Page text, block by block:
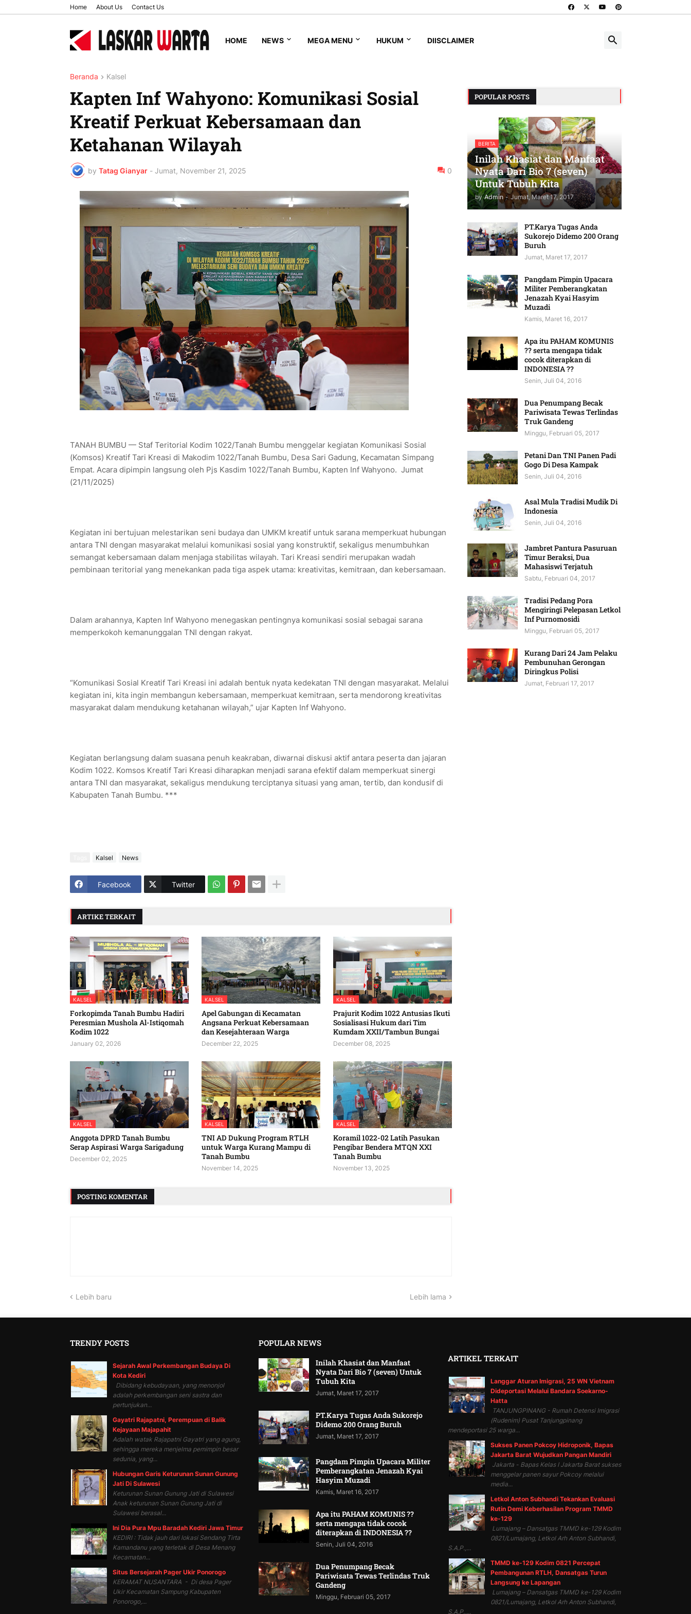
Home About Us Contact Us
HOME NEWS MEGA MENU HUKUM DIISCLAIMER
Beranda Kalsel
Kapten Inf Wahyono: Komunikasi Sosial
Kreatif Perkuat Kebersamaan dan
Ketahanan Wilayah
by Tatag Gianyar - Jumat, November 21, 2025 0
TANAH BUMBU — Staf Teritorial Kodim 1022/Tanah Bumbu menggelar kegiatan Komunikasi Sosial
(Komsos) Kreatif Tari Kreasi di Makodim 1022/Tanah Bumbu, Desa Sari Gadung, Kecamatan Simpang
Empat. Acara dipimpin langsung oleh Pjs Kasdim 1022/Tanah Bumbu, Kapten Inf Wahyono. Jumat
(21/11/2025)
Kegiatan ini bertujuan melestarikan seni budaya dan UMKM kreatif untuk sarana memperkuat hubungan
antara TNI dengan masyarakat melalui komunikasi sosial yang konstruktif, sekaligus menumbuhkan
semangat kebersamaan dalam menjaga stabilitas wilayah. Tari Kreasi sendiri merupakan wadah
pembinaan teritorial yang menekankan pada tiga aspek utama: kreativitas, kemitraan, dan kebersamaan.
Dalam arahannya, Kapten Inf Wahyono menegaskan pentingnya komunikasi sosial sebagai sarana
memperkokoh kemanunggalan TNI dengan rakyat.
“Komunikasi Sosial Kreatif Tari Kreasi ini adalah bentuk nyata kedekatan TNI dengan masyarakat. Melalui
kegiatan ini, kita ingin membangun kebersamaan, memperkuat kemitraan, serta mendorong kreativitas
masyarakat dalam mendukung ketahanan wilayah,” ujar Kapten Inf Wahyono.
Kegiatan berlangsung dalam suasana penuh keakraban, diwarnai diskusi aktif antara peserta dan jajaran
Kodim 1022. Komsos Kreatif Tari Kreasi diharapkan menjadi sarana efektif dalam memperkuat sinergi
antara TNI dan masyarakat, sekaligus mendukung terciptanya situasi yang aman, tertib, dan kondusif di
Kabupaten Tanah Bumbu. ***
Kalsel News
Facebook Twitter
ARTIKE TERKAIT
KALSEL
Forkopimda Tanah Bumbu Hadiri
Peresmian Mushola Al-Istiqomah
Kodim 1022
January 02, 2026
KALSEL
Apel Gabungan di Kecamatan
Angsana Perkuat Kebersamaan
dan Kesejahteraan Warga
December 22, 2025
KALSEL
Prajurit Kodim 1022 Antusias Ikuti
Sosialisasi Hukum dari Tim
Kumdam XXII/Tambun Bungai
December 08, 2025
KALSEL
Anggota DPRD Tanah Bumbu
Serap Aspirasi Warga Sarigadung
December 02, 2025
KALSEL
TNI AD Dukung Program RTLH
untuk Warga Kurang Mampu di
Tanah Bumbu
November 14, 2025
KALSEL
Koramil 1022-02 Latih Pasukan
Pengibar Bendera MTQN XXI
Tanah Bumbu
November 13, 2025
POSTING KOMENTAR
Lebih baru Lebih lama
POPULAR POSTS
BERITA
Inilah Khasiat dan Manfaat
Nyata Dari Bio 7 (seven)
Untuk Tubuh Kita
by Admin - Jumat, Maret 17, 2017
PT.Karya Tugas Anda
Sukorejo Didemo 200 Orang
Buruh
Jumat, Maret 17, 2017
Pangdam Pimpin Upacara
Militer Pemberangkatan
Jenazah Kyai Hasyim
Muzadi
Kamis, Maret 16, 2017
Apa itu PAHAM KOMUNIS
?? serta mengapa tidak
cocok diterapkan di
INDONESIA ??
Senin, Juli 04, 2016
Dua Penumpang Becak
Pariwisata Tewas Terlindas
Truk Gandeng
Minggu, Februari 05, 2017
Petani Dan TNI Panen Padi
Gogo Di Desa Kampak
Senin, Juli 04, 2016
Asal Mula Tradisi Mudik Di
Indonesia
Senin, Juli 04, 2016
Jambret Pantura Pasuruan
Timur Beraksi, Dua
Mahasiswi Terjatuh
Sabtu, Februari 04, 2017
Tradisi Pedang Pora
Mengiringi Pelepasan Letkol
Inf Purnomosidi
Minggu, Februari 05, 2017
Kurang Dari 24 Jam Pelaku
Pembunuhan Gerongan
Diringkus Polisi
Jumat, Februari 17, 2017
TRENDY POSTS
Sejarah Awal Perkembangan Budaya Di
Kota Kediri
Dibidang kebudayaan, yang menonjol
adalah perkembangan seni sastra dan
pertunjukan...
Gayatri Rajapatni, Perempuan di Balik
Kejayaan Majapahit
Adalah watak Rajapatni Gayatri yang agung,
sehingga mereka menjelma pemimpin besar
sedunia, yang...
Hubungan Garis Keturunan Sunan Gunung
Jati Di Sulawesi
Keturunan Sunan Gunung Jati di Sulawesi
Anak keturunan Sunan Gunung Jati di
Sulawesi berasal...
Ini Dia Pura Mpu Baradah Kediri Jawa Timur
KEDIRI : Tidak jauh dari lokasi Sendang Tirta
Kamandanu yang terletak di Desa Menang
Kecamatan...
Situs Bersejarah Pager Ukir Ponorogo
KERAMAT NUSANTARA - Di desa Pager
Ukir Kecamatan Sampung Kabupaten
Ponorogo,...
POPULAR NEWS
Inilah Khasiat dan Manfaat
Nyata Dari Bio 7 (seven) Untuk
Tubuh Kita
Jumat, Maret 17, 2017
PT.Karya Tugas Anda Sukorejo
Didemo 200 Orang Buruh
Jumat, Maret 17, 2017
Pangdam Pimpin Upacara Militer
Pemberangkatan Jenazah Kyai
Hasyim Muzadi
Kamis, Maret 16, 2017
Apa itu PAHAM KOMUNIS ??
serta mengapa tidak cocok
diterapkan di INDONESIA ??
Senin, Juli 04, 2016
Dua Penumpang Becak
Pariwisata Tewas Terlindas Truk
Gandeng
Minggu, Februari 05, 2017
ARTIKEL TERKAIT
Langgar Aturan Imigrasi, 25 WN Vietnam
Dideportasi Melalui Bandara Soekarno-
Hatta
TANJUNGPINANG - Rumah Detensi Imigrasi
(Rudenim) Pusat Tanjungpinang
mendeportasi 25 warga...
Sukses Panen Pokcoy Hidroponik, Bapas
Jakarta Barat Wujudkan Pangan Mandiri
Jakarta - Bapas Kelas I Jakarta Barat sukses
menggelar panen sayur Pokcoy melalui
media...
Letkol Anton Subhandi Tekankan Evaluasi
Rutin Demi Keberhasilan Program TMMD
ke-129
Lumajang – Dansatgas TMMD ke-129 Kodim
0821/Lumajang, Letkol Arh Anton Subhandi,
S.A.P.,...
TMMD ke-129 Kodim 0821 Percepat
Pembangunan RTLH, Dansatgas Turun
Langsung ke Lapangan
Lumajang – Dansatgas TMMD ke-129 Kodim
0821/Lumajang, Letkol Arh Anton Subhandi,
S.A.P.,...